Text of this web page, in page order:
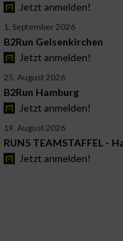
Jetzt anmelden!
1. September 2026
B2Run Gelsenkirchen
Jetzt anmelden!
25. August 2026
B2Run Hamburg
Jetzt anmelden!
19. August 2026
RUN5 TEAMSTAFFEL -
Jetzt anmelden!